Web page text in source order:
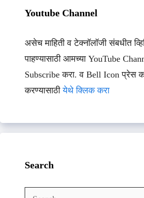
Youtube Channel
असेच माहिती व टेक्नॉलॉजी संबधीत
पाहण्यासाठी आमच्या YouTube
Subscribe करा. व Bell Icon प्रेस
करण्यासाठीयेथे क्लिक करा
Search
Search